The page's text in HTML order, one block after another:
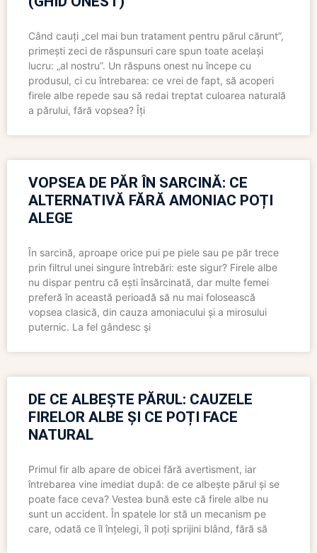
Când cauți „cel mai bun tratament pentru părul cărunt”,
primești zeci de răspunsuri care spun toate același
lucru: „al nostru”. Un răspuns onest nu începe cu
produsul, ci cu întrebarea: ce vrei de fapt, să acoperi
firele albe repede sau să redai treptat culoarea naturală
a părului, fără vopsea? Îți
VOPSEA DE PĂR ÎN SARCINĂ: CE
ALTERNATIVĂ FĂRĂ AMONIAC POȚI
ALEGE
În sarcină, aproape orice pui pe piele sau pe păr trece
prin filtrul unei singure întrebări: este sigur? Firele albe
nu dispar pentru că ești însărcinată, dar multe femei
preferă în această perioadă să nu mai folosească
vopsea clasică, din cauza amoniacului și a mirosului
puternic. La fel gândesc și
DE CE ALBEȘTE PĂRUL: CAUZELE
FIRELOR ALBE ȘI CE POȚI FACE
NATURAL
Primul fir alb apare de obicei fără avertisment, iar
întrebarea vine imediat după: de ce albește părul și se
poate face ceva? Vestea bună este că firele albe nu
sunt un accident. În spatele lor stă un mecanism pe
care, odată ce îl înțelegi, îl poți sprijini blând, fără să